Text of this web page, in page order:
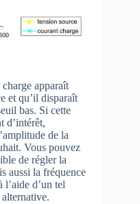
apparaît
et qu’il disparaît
bas. Si cette
d’intérêt,
de la
Vous pouvez
de régler la
aussi la fréquence
d’un tel
alternative.